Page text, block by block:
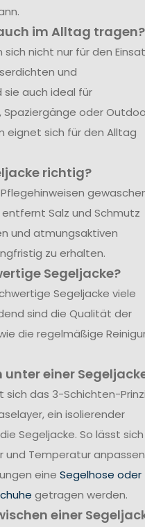
im Alltag tragen?
nicht nur für den
und
auch ideal für
oder
eignet sich für den Alltag
richtig?
Salz und Schmutz
und atmungsaktiven
zu erhalten.
Segeljacke?
Segeljacke viele
sind die Qualität der
die regelmäßige
einer
das 3-Schichten-
ein isolierender
Segeljacke. So lässt sich
und Temperatur
eine Segelhose oder
getragen werden.
einer